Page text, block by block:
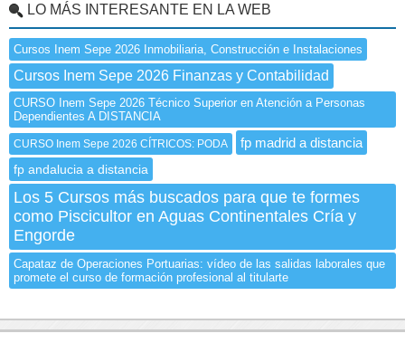
LO MÁS INTERESANTE EN LA WEB
Cursos Inem Sepe 2026 Inmobiliaria, Construcción e Instalaciones
Cursos Inem Sepe 2026 Finanzas y Contabilidad
CURSO Inem Sepe 2026 Técnico Superior en Atención a Personas
Dependientes A DISTANCIA
CURSO Inem Sepe 2026 CÍTRICOS: PODA fp madrid a distancia
fp andalucia a distancia
Los 5 Cursos más buscados para que te formes
como Piscicultor en Aguas Continentales Cría y
Engorde
Capataz de Operaciones Portuarias: vídeo de las salidas laborales que
promete el curso de formación profesional al titularte